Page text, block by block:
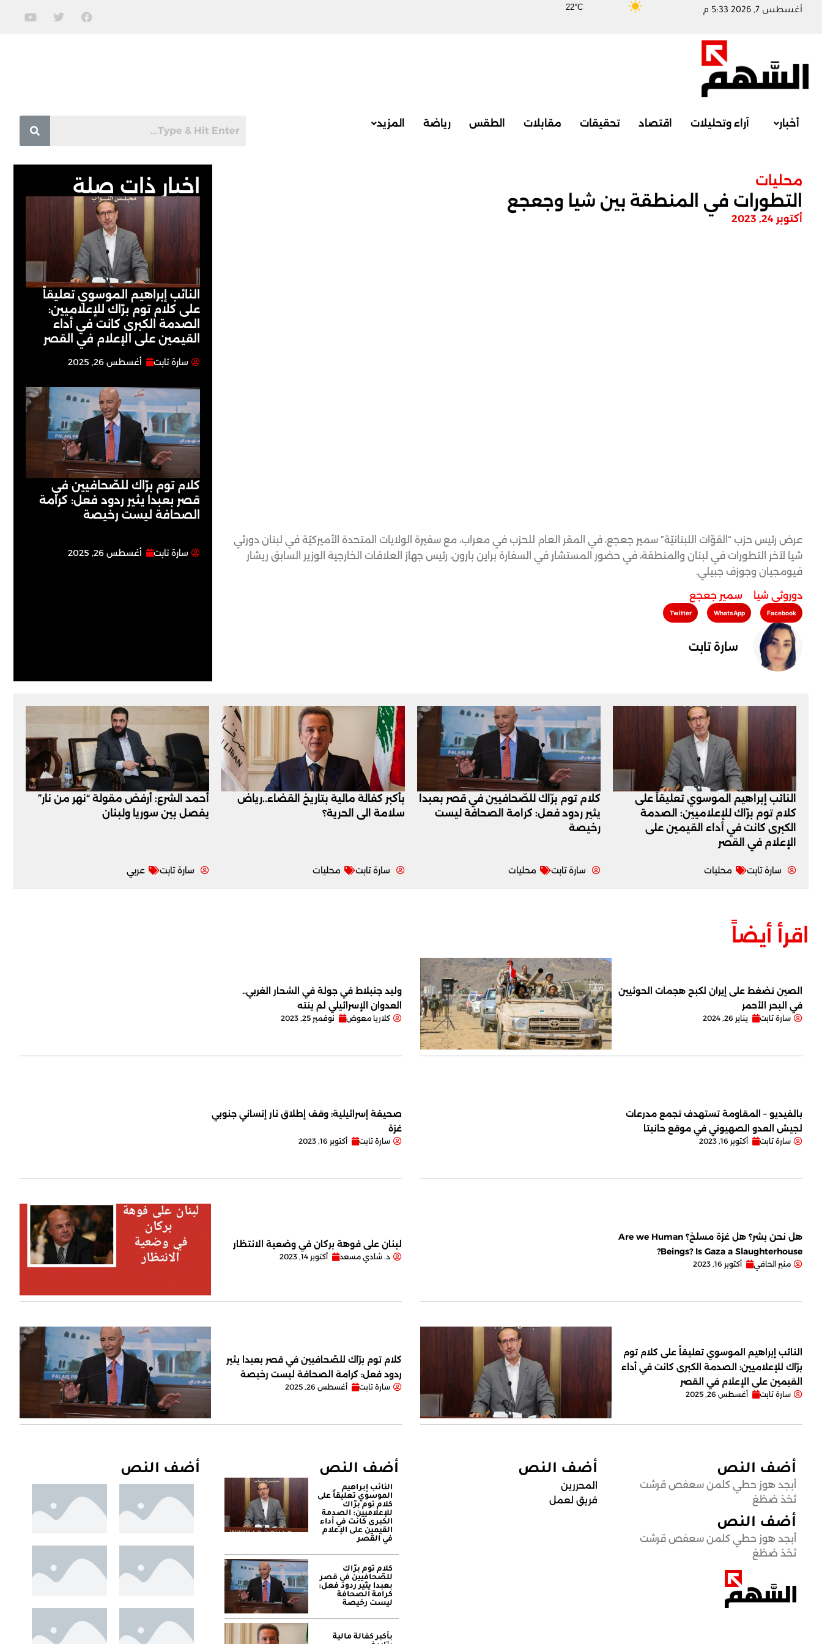
22°C أغسطس 7, 2026 5:33 م
أخبار آراء وتحليلات اقتصاد تحقيقات مقابلات الطقس رياضة المزيد
اخبار ذات صلة
النائب إبراهيم الموسوي تعليقاً
على كلام توم برّاك للإعلاميين:
الصدمة الكبرى كانت في أداء
القيمين على ‏الإعلام في القصر
سارة تابت أغسطس 26, 2025
كلام توم برّاك للصّحافيين في
قصر بعبدا يثير ردود فعل: كرامة
الصحافة ليست رخيصة
سارة تابت أغسطس 26, 2025
محليات
التطورات في المنطقة بين شيا وجعجع
أكتوبر 24, 2023
عرض رئيس حزب “القوّات اللبنانيّة” سمير جعجع، في المقر العام للحزب في معراب، مع سفيرة الولايات المتحدة الأميركيّة في لبنان دورثي
شيا لآخر التطورات في لبنان والمنطقة، في حضور المستشار في السفارة براين بارون، رئيس جهاز العلاقات الخارجية الوزير السابق ريشار
قيومجيان وجوزف جبيلي.
دوروثي شيا سمير جعجع
Facebook
WhatsApp
Twitter
سارة تابت
النائب إبراهيم الموسوي تعليقاً على
كلام توم برّاك للإعلاميين: الصدمة
الكبرى كانت في أداء القيمين على
‏الإعلام في القصر
سارة تابت محليات
كلام توم برّاك للصّحافيين في قصر بعبدا
يثير ردود فعل: كرامة الصحافة ليست
رخيصة
سارة تابت محليات
بأكبر كفالة مالية بتاريخ القضاء..رياض
سلامة الى الحرية؟
سارة تابت محليات
أحمد الشرع: أرفض مقولة “نهر من نار”
يفصل بين سوريا ولبنان
سارة تابت عربي
اقرأ أيضاً
الصين تضغط على إيران لكبح هجمات الحوثيين
في البحر الأحمر
سارة تابت يناير 26, 2024
وليد جنبلاط في جولة في الشحار الغربي..
العدوان الإسرائيلي لم ينته
كلاريا معوض نوفمبر 25, 2023
بالفيديو – المقاومة تستهدف تجمع مدرعات
لجيش العدو الصهيوني في موقع حانيتا
سارة تابت أكتوبر 16, 2023
صحيفة إسرائيلية: وقف إطلاق نار إنساني جنوبي
غزة
سارة تابت أكتوبر 16, 2023
هل نحن بشر؟ هل غزة مسلخ؟ Are we Human
Beings? Is Gaza a Slaughterhouse?
منير الحافي أكتوبر 16, 2023
لبنان على فوهة بركان في وضعية الانتظار
د. شادي مسعد أكتوبر 14, 2023
النائب إبراهيم الموسوي تعليقاً على كلام توم
برّاك للإعلاميين: الصدمة الكبرى كانت في أداء
القيمين على ‏الإعلام في القصر
سارة تابت أغسطس 26, 2025
كلام توم برّاك للصّحافيين في قصر بعبدا يثير
ردود فعل: كرامة الصحافة ليست رخيصة
سارة تابت أغسطس 26, 2025
أضف النص
أبجد هوز حطي كلمن سعفص قرشت
ثخذ ضظغ
أضف النص
أبجد هوز حطي كلمن سعفص قرشت
ثخذ ضظغ
أضف النص
المحررين
فريق لعمل
أضف النص
النائب إبراهيم
الموسوي تعليقاً على
كلام توم برّاك
للإعلاميين: الصدمة
الكبرى كانت في أداء
القيمين على ‏الإعلام
في القصر
كلام توم برّاك
للصّحافيين في قصر
بعبدا يثير ردود فعل:
كرامة الصحافة
ليست رخيصة
بأكبر كفالة مالية
أضف النص